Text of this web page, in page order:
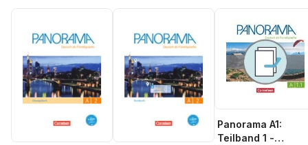
Panorama A1:
Teilband 1 -